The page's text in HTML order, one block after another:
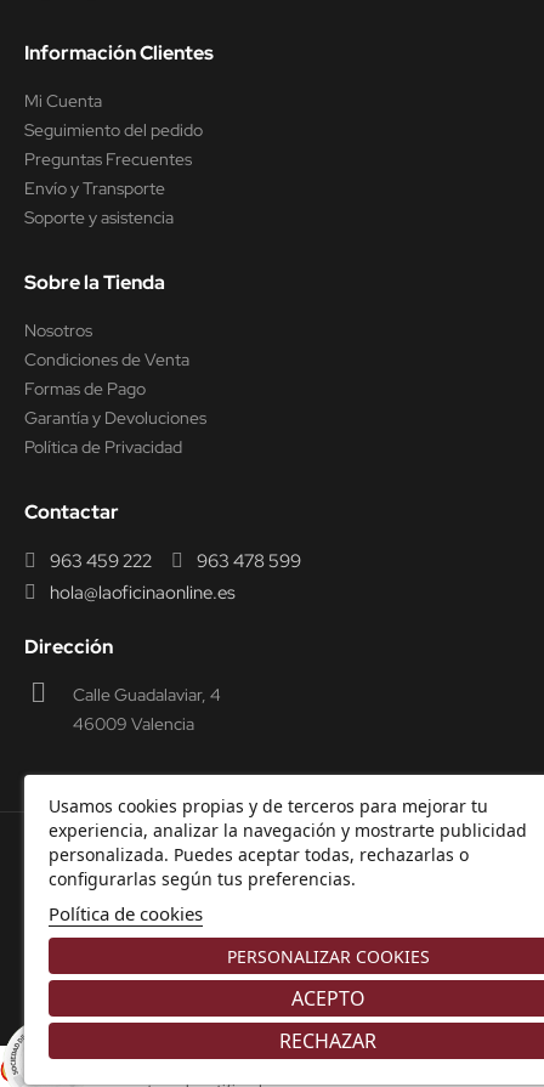
Usamos cookies propias y de terceros para mejorar tu
experiencia, analizar la navegación y mostrarte publicidad
personalizada. Puedes aceptar todas, rechazarlas o
configurarlas según tus preferencias.
Política de cookies
PERSONALIZAR COOKIES
RECHAZAR
ACEPTO
Información Clientes
Mi Cuenta
Seguimiento del pedido
Preguntas Frecuentes
Envío y Transporte
Soporte y asistencia
Sobre la Tienda
Nosotros
Condiciones de Venta
Formas de Pago
Garantía y Devoluciones
Política de Privacidad
Contactar
963 459 222
963 478 599
hola@laoficinaonline.es
Dirección
Calle Guadalaviar, 4
46009 Valencia
© 2000-2026 Laoficinaonline.SIDEOFFICE, S.L. CIF
B98914336 -
Aviso Legal -
Privacidad
Comerciante aprobado por la Sociedad de Opiniones Contrastadas,haga
8.9/10